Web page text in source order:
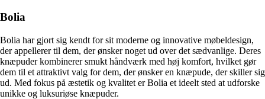
Bolia
Bolia har gjort sig kendt for sit moderne og innovative møbeldesign,
der appellerer til dem, der ønsker noget ud over det sædvanlige. Deres
knæpuder kombinerer smukt håndværk med høj komfort, hvilket gør
dem til et attraktivt valg for dem, der ønsker en knæpude, der skiller sig
ud. Med fokus på æstetik og kvalitet er Bolia et ideelt sted at udforske
unikke og luksuriøse knæpuder.